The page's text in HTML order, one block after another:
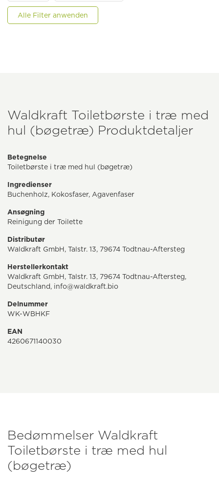
Alle Filter anwenden
Waldkraft Toiletbørste i træ med
hul (bøgetræ) Produktdetaljer
Betegnelse
Toiletbørste i træ med hul (bøgetræ)
Ingredienser
Buchenholz, Kokosfaser, Agavenfaser
Ansøgning
Reinigung der Toilette
Distributør
Waldkraft GmbH, Talstr. 13, 79674 Todtnau-Aftersteg
Herstellerkontakt
Waldkraft GmbH, Talstr. 13, 79674 Todtnau-Aftersteg,
Deutschland, info@waldkraft.bio
Delnummer
WK-WBHKF
EAN
4260671140030
Bedømmelser Waldkraft
Toiletbørste i træ med hul
(bøgetræ)